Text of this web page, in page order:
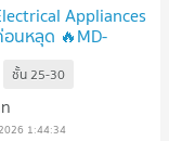
Appliances
นหลุด 🔥MD-
ชั้น25-30
1:44:34